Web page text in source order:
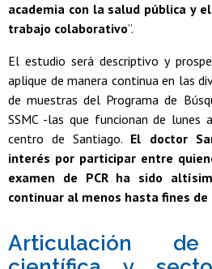
academia con la salud pública y
trabajo colaborativo”.
El estudio será descriptivo y
aplique de manera continua en las
de muestras del Programa de
SSMC -las que funcionan de
centro de Santiago. El doctor
interés por participar entre
examen de PCR ha sido
continuar al menos hasta fines de
Articulación de